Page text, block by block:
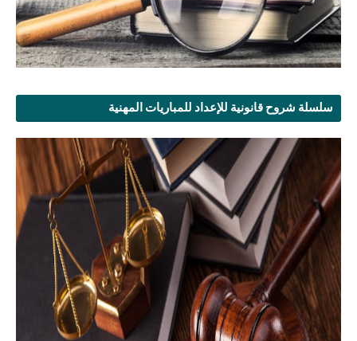
سلسلة شروح قانونية للإعداد للمباريات المهنية